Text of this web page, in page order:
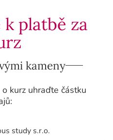
platbě za
kameny
kurz uhraďte částku
study s.r.o.